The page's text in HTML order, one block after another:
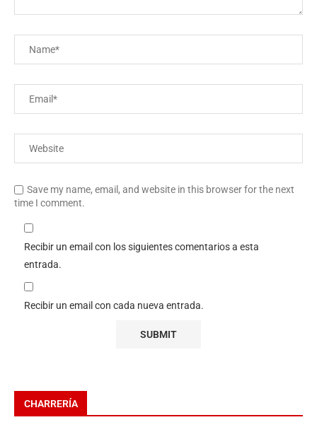
Save my name, email, and website in this browser for the next
time I comment.
Recibir un email con los siguientes comentarios a esta
entrada.
Recibir un email con cada nueva entrada.
CHARRERÍA